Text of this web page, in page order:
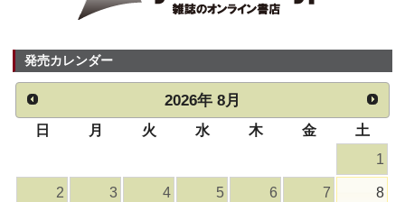
発売カレンダー
2026年 8月
日 月 火 水 木 金
土
1
2 3 4 5 6 7 8